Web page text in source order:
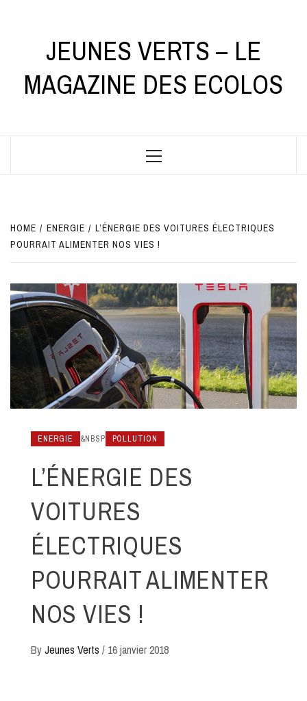
JEUNES VERTS – LE
MAGAZINE DES ECOLOS
Primary
HOME ENERGIE
L’ÉNERGIE DES VOITURES ÉLECTRIQUES
POURRAIT ALIMENTER NOS VIES !
ENERGIE &NBSP POLLUTION
L’ÉNERGIE DES
VOITURES
ÉLECTRIQUES
POURRAIT ALIMENTER
NOS VIES !
ByJeunes Verts / 16 janvier 2018